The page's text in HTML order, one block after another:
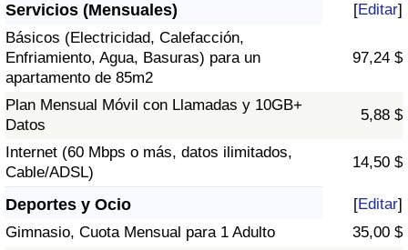
Servicios (Mensuales) [Editar]
Básicos (Electricidad, Calefacción,
Enfriamiento, Agua, Basuras) para un
apartamento de 85m2
97,24 $
Plan Mensual Móvil con Llamadas y 10GB+
Datos
5,88 $
Internet (60 Mbps o más, datos ilimitados,
Cable/ADSL)
14,50 $
Deportes y Ocio [Editar]
Gimnasio, Cuota Mensual para 1 Adulto
35,00 $